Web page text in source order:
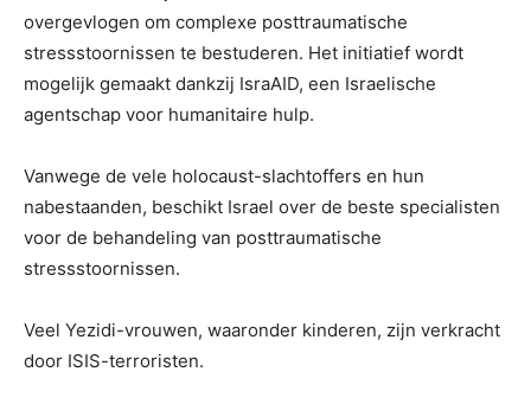
overgevlogen om complexe posttraumatische
stressstoornissen te bestuderen. Het initiatief wordt
mogelijk gemaakt dankzij IsraAID, een Israelische
agentschap voor humanitaire hulp.
Vanwege de vele holocaust-slachtoffers en hun
nabestaanden, beschikt Israel over de beste specialisten
voor de behandeling van posttraumatische
stressstoornissen.
Veel Yezidi-vrouwen, waaronder kinderen, zijn verkracht
door ISIS-terroristen.